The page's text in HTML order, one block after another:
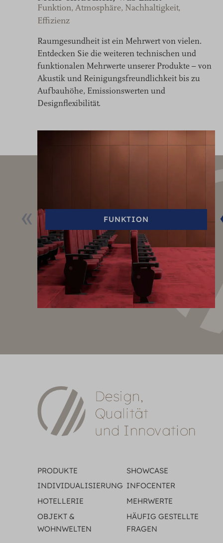
Funktion, Atmosphäre, Nachhaltigkeit,
Effizienz
Raumgesundheit ist ein Mehrwert von vielen.
Entdecken Sie die weiteren technischen und
funktionalen Mehrwerte unserer Produkte – von
Akustik und Reinigungsfreundlichkeit bis zu
Aufbauhöhe, Emissionswerten und
Designflexibilität.
FUNKTION
PRODUKTE
INDIVIDUALISIERUNG
HOTELLERIE
OBJEKT &
WOHNWELTEN
SHOWCASE
INFOCENTER
MEHRWERTE
HÄUFIG GESTELLTE
FRAGEN